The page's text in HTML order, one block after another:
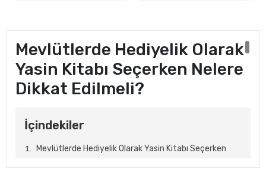
Mevlütlerde Hediyelik Olarak
Yasin Kitabı Seçerken Nelere
Dikkat Edilmeli?
İçindekiler
Mevlütlerde Hediyelik Olarak Yasin Kitabı Seçerken